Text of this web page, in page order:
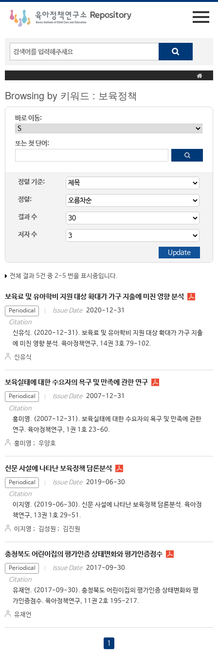
Browsing by 키워드 : 보육정책
바로 이동:
또는 첫 단어:
정렬 기준:
정렬:
결과 수
저자 수
전체 결과 5건 중 2-5 번을 표시중입니다.
보육료 및 유아학비 지원 대상 확대가 가구 지출에 미친 영향 분석
Periodical Issue Date 2020-12-31
Citation
신유식. (2020-12-31). 보육료 및 유아학비 지원 대상 확대가 가구 지출
에 미친 영향 분석. 육아정책연구, 14권 3호 79-102.
신유식
보육실태에 대한 수요자의 욕구 및 만족에 관한 연구
Periodical Issue Date 2007-12-31
Citation
홍미영. (2007-12-31). 보육실태에 대한 수요자의 욕구 및 만족에 관한
연구. 육아정책연구, 1권 1호 23-60.
홍미영 ; 우양호
신문 사설에 나타난 보육정책 담론분석
Periodical Issue Date 2019-06-30
Citation
이지영. (2019-06-30). 신문 사설에 나타난 보육정책 담론분석. 육아정
책연구, 13권 1호 29-51.
이지영 ; 김성원 ; 김진원
충청북도 어린이집의 평가인증 상태변화와 평가인증점수
Periodical Issue Date 2017-09-30
Citation
유재언. (2017-09-30). 충청북도 어린이집의 평가인증 상태변화와 평
가인증점수. 육아정책연구, 11권 2호 195-217.
유재언
1